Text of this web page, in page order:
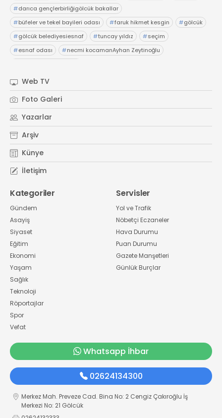
#darıca gençlerbirliğigölcük bakallar
#büfeler ve tekel bayileri odası #faruk hikmet kesgin #gölcük
#gölcük belediyesiesnaf #tuncay yıldız #seçim
#esnaf odası #necmi kocamanAyhan Zeytinoğlu
Web TV
Foto Galeri
Yazarlar
Arşiv
Künye
İletişim
Kategoriler
Gündem
Asayiş
Siyaset
Eğitim
Ekonomi
Yaşam
Sağlık
Teknoloji
Röportajlar
Spor
Vefat
Servisler
Yol ve Trafik
Nöbetçi Eczaneler
Hava Durumu
Puan Durumu
Gazete Manşetleri
Günlük Burçlar
Whatsapp İhbar
02624134300
Merkez Mah. Preveze Cad. Bina No: 2 Cengiz Çakıroğlu İş
Merkezi No: 21 Gölcük